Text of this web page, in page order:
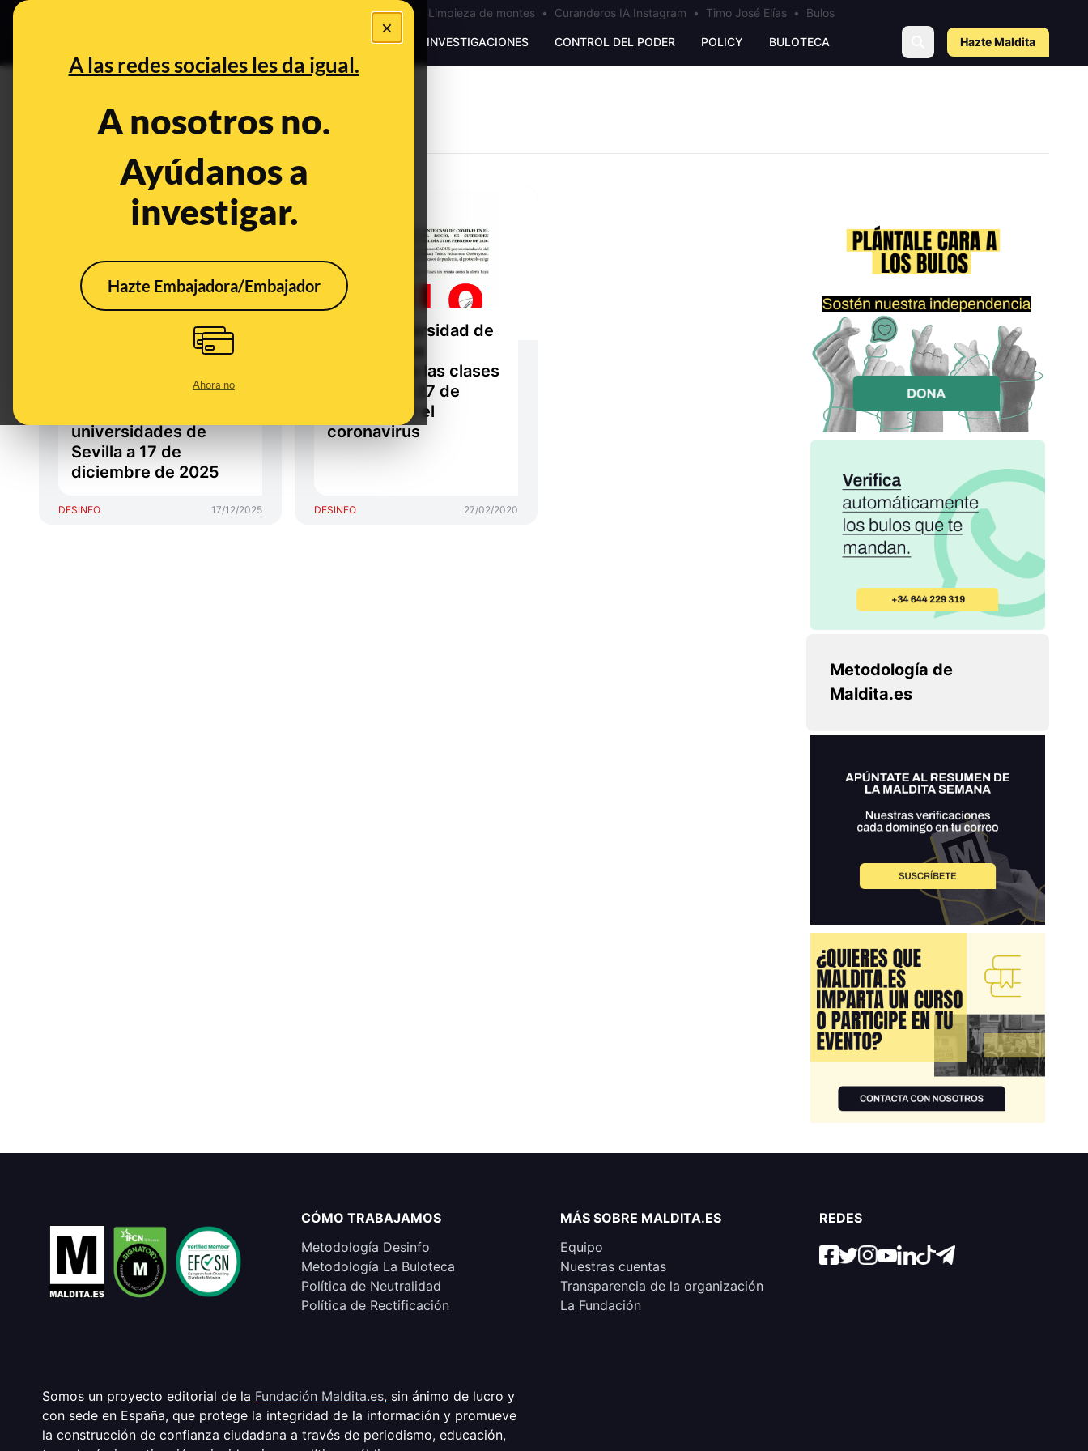
×
A las redes sociales les da igual.
A nosotros no.
Ayúdanos a
investigar.
Hazte Embajadora/Embajador
Ahora no
Bulos Ceuta • Limpieza de montes • Curanderos IA Instagram • Timo José Elías • Bulos
PREBUNKING INVESTIGACIONES CONTROL DEL PODER POLICY BULOTECA Hazte Maldita
La Policía Nacional y la
Guardia Civil no tienen
haya una alerta de
universidades de
Sevilla a 17 de
diciembre de 2025
DESINFO 17/12/2025
No, la Universidad de
suspendido las clases
a partir del 27 de
febrero por el
coronavirus
DESINFO 27/02/2020
Metodología de
Maldita.es
CÓMO TRABAJAMOS
Metodología Desinfo
Metodología La Buloteca
Política de Neutralidad
Política de Rectificación
MÁS SOBRE MALDITA.ES
Equipo
Nuestras cuentas
Transparencia de la organización
La Fundación
REDES
Somos un proyecto editorial de la Fundación Maldita.es, sin ánimo de lucro y
con sede en España, que protege la integridad de la información y promueve
la construcción de confianza ciudadana a través de periodismo, educación,